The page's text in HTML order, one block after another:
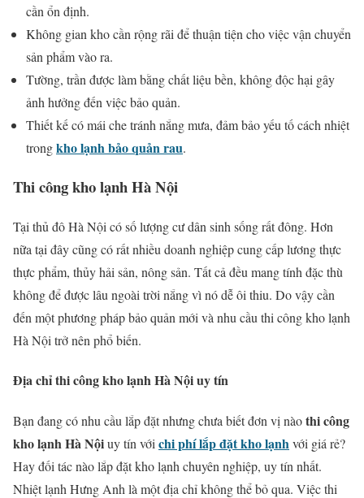
cần ổn định.
Không gian kho cần rộng rãi để thuận tiện cho việc vận chuyển
sản phẩm vào ra.
Tường, trần được làm bằng chất liệu bền, không độc hại gây
ảnh hưởng đến việc bảo quản.
Thiết kế có mái che tránh nắng mưa, đảm bảo yếu tố cách nhiệt
trongkho lạnh bảo quản rau.
Thi công kho lạnh Hà Nội
Tại thủ đô Hà Nội có số lượng cư dân sinh sống rất đông. Hơn
nữa tại đây cũng có rất nhiều doanh nghiệp cung cấp lương thực
thực phẩm, thủy hải sản, nông sản. Tất cả đều mang tính đặc thù
không để được lâu ngoài trời nắng vì nó dễ ôi thiu. Do vậy cần
đến một phương pháp bảo quản mới và nhu cầu thi công kho lạnh
Hà Nội trở nên phổ biến.
Địa chỉ thi công kho lạnh Hà Nội uy tín
Bạn đang có nhu cầu lắp đặt nhưng chưa biết đơn vị nàothi công
kho lạnh Hà Nộiuy tín với chi phí lắp đặt kho lạnhvới giá rẻ?
Hay đối tác nào lắp đặt kho lạnh chuyên nghiệp, uy tín nhất.
Nhiệt lạnh Hưng Anh là một địa chỉ không thể bỏ qua. Việc thi